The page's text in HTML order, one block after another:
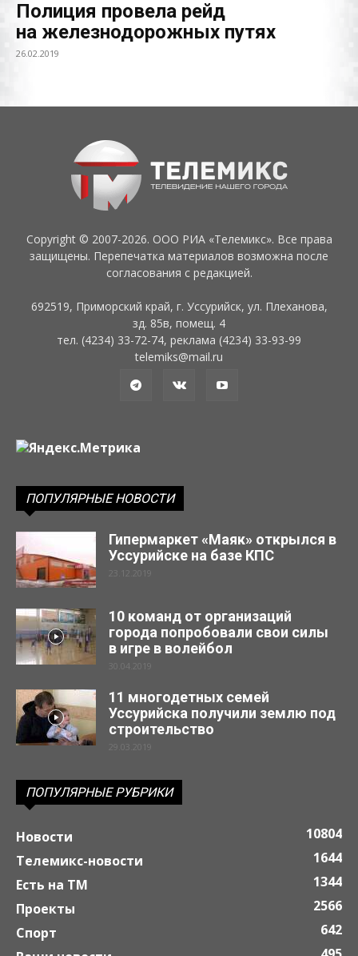
Полиция провела рейд
на железнодорожных путях
26.02.2019
Copyright © 2007-2026. ООО РИА «Телемикс». Все права
защищены. Перепечатка материалов возможна после
согласования с редакцией.
692519, Приморский край, г. Уссурийск, ул. Плеханова,
зд. 85в, помещ. 4
тел. (4234) 33-72-74, реклама (4234) 33-93-99
telemiks@mail.ru
ПОПУЛЯРНЫЕ НОВОСТИ
Гипермаркет «Маяк» открылся в
Уссурийске на базе КПС
23.12.2019
10 команд от организаций
города попробовали свои силы
в игре в волейбол
30.04.2019
11 многодетных семей
Уссурийска получили землю под
строительство
29.03.2019
ПОПУЛЯРНЫЕ РУБРИКИ
Новости
10804
Телемикс-новости
1644
Есть на ТМ
1344
Проекты
2566
Спорт
642